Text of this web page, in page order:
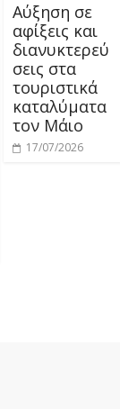
Αύξηση σε
αφίξεις και
διανυκτερεύ
σεις στα
τουριστικά
καταλύματα
τον Μάιο
17/07/2026